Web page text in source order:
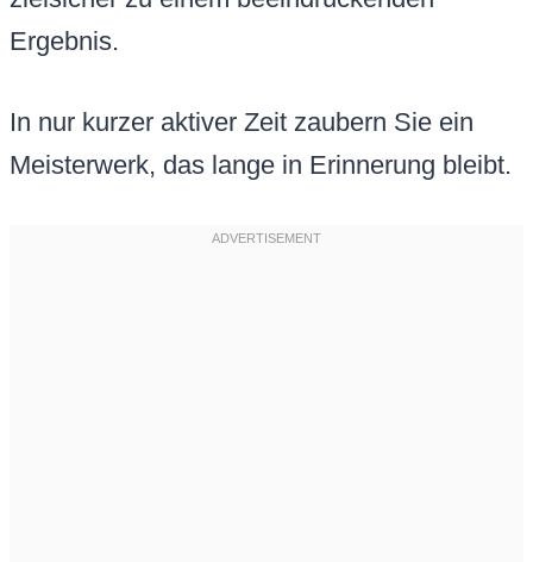
Ergebnis.
In nur kurzer aktiver Zeit zaubern Sie ein
Meisterwerk, das lange in Erinnerung bleibt.